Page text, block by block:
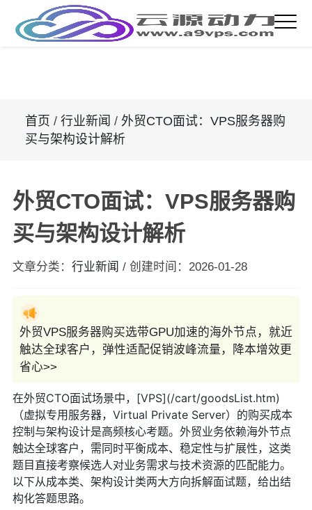
首页 / 行业新闻 / 外贸CTO面试：VPS服务器购
买与架构设计解析
外贸CTO面试：VPS服务器购
买与架构设计解析
文章分类： 行业新闻 / 创建时间： 2026-01-28
外贸VPS服务器购买选带GPU加速的海外节点，就近
触达全球客户，弹性适配促销波峰流量，降本增效更
省心>>
在外贸CTO面试场景中，[VPS](/cart/goodsList.htm)
（虚拟专用服务器，Virtual Private Server）的购买成本
控制与架构设计是高频核心考题。外贸业务依赖海外节点
触达全球客户，需同时平衡成本、稳定性与扩展性，这类
题目直接考察候选人对业务需求与技术资源的匹配能力。
以下从成本类、架构设计类两大方向拆解面试题，给出结
构化答题思路。